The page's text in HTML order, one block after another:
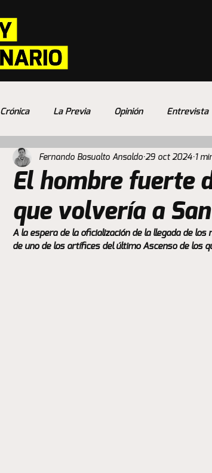
Crónica La Previa Opinión Entrevista
El hombre fuerte
que volvería a
Fernando Basualto Ansaldo 29 oct 2024 1
A la espera de la oficialización de la llegada de
de uno de los artífices del último Ascenso de los